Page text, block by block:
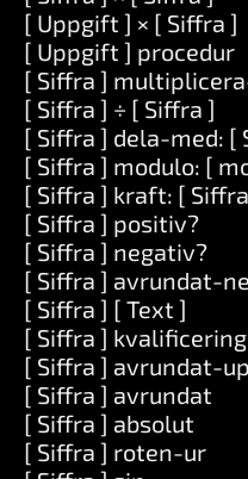
[ Uppgift ] × [ Siffra ]
[ Uppgift ] procedur
[ Siffra ]
[ Siffra ] ÷ [ Siffra ]
[ Siffra ] dela-med: [
[ Siffra ] modulo: [
[ Siffra ] kraft: [
[ Siffra ] positiv?
[ Siffra ] negativ?
[ Siffra ] avrundat-
[ Siffra ] [ Text ]
[ Siffra ]
[ Siffra ] avrundat-
[ Siffra ] avrundat
[ Siffra ] absolut
[ Siffra ] roten-ur